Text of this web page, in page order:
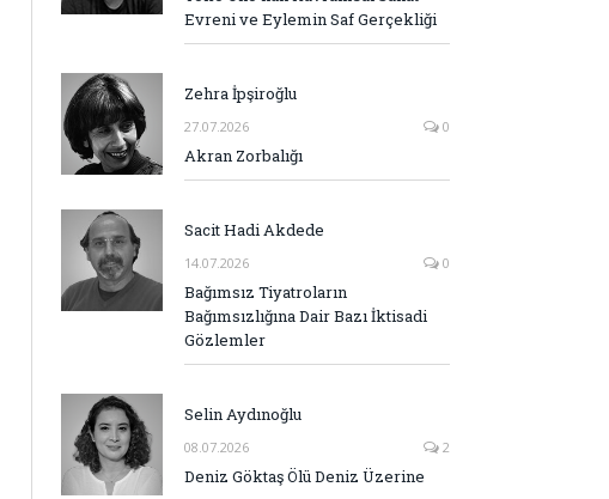
Evreni ve Eylemin Saf Gerçekliği
Zehra İpşiroğlu
27.07.2026 0
Akran Zorbalığı
Sacit Hadi Akdede
14.07.2026 0
Bağımsız Tiyatroların
Bağımsızlığına Dair Bazı İktisadi
Gözlemler
Selin Aydınoğlu
08.07.2026 2
Deniz Göktaş Ölü Deniz Üzerine